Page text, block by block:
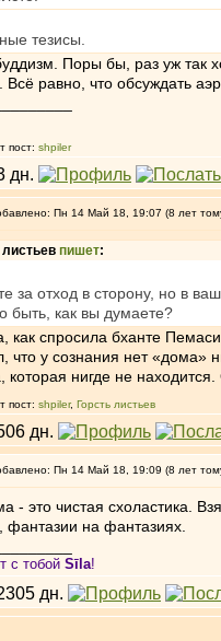
тезисы.
Поры бы, раз уж так
Всё равно, что обсуждать
пост: shpiler
Пн 14 Май 18, 19:07 (8 лет
листьев пишет:
за отход в сторону, но в
быть, как вы думаете?
как спросила бханте
что у сознания нет «дома»
которая нигде не
пост: shpiler, Горсть листьев
Пн 14 Май 18, 19:09 (8 лет
- это чистая схоластика.
фантазии на фантазиях.
с тобой Sīla!